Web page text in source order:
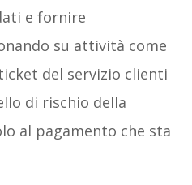
e fornire
su attività come
del servizio clienti
di rischio della
al pagamento che sta